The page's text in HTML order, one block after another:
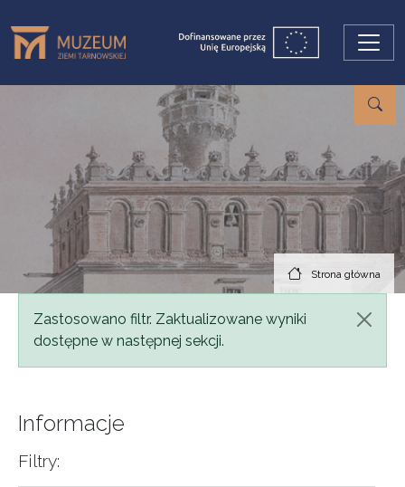
Strona główna
Komunikat
Zastosowano filtr. Zaktualizowane wyniki
dostępne w następnej sekcji.
Informacje
Filtry: